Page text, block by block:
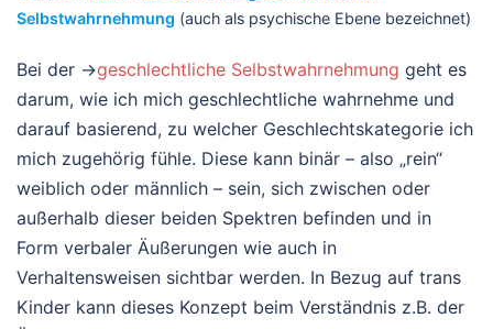
Selbstwahrnehmung (auch als psychische Ebene bezeichnet)
Bei der →geschlechtliche Selbstwahrnehmung geht es
darum, wie ich mich geschlechtliche wahrnehme und
darauf basierend, zu welcher Geschlechtskategorie ich
mich zugehörig fühle. Diese kann binär – also „rein“
weiblich oder männlich – sein, sich zwischen oder
außerhalb dieser beiden Spektren befinden und in
Form verbaler Äußerungen wie auch in
Verhaltensweisen sichtbar werden. In Bezug auf trans
Kinder kann dieses Konzept beim Verständnis z.B. der